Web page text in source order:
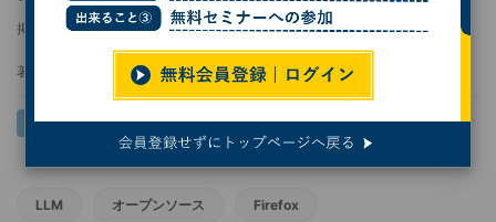
掲載日 2025/04/24 16:08 更新日2025/04/24 18:39
著者：
LLM オープンソース Firefox